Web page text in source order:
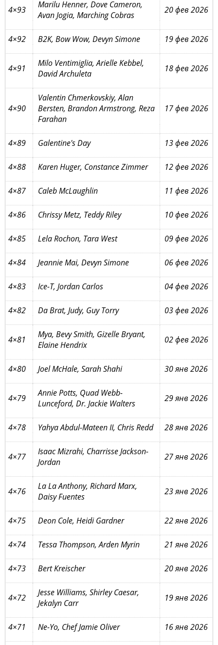
4×93
Marilu Henner, Dove Cameron,
Avan Jogia, Marching Cobras
20 фев 2026
4×92 B2K, Bow Wow, Devyn Simone 19 фев 2026
4×91
Milo Ventimiglia, Arielle Kebbel,
David Archuleta
18 фев 2026
4×90
Valentin Chmerkovskiy, Alan
Bersten, Brandon Armstrong, Reza
Farahan
17 фев 2026
4×89 Galentine's Day 13 фев 2026
4×88 Karen Huger, Constance Zimmer 12 фев 2026
4×87 Caleb McLaughlin 11 фев 2026
4×86 Chrissy Metz, Teddy Riley 10 фев 2026
4×85 Lela Rochon, Tara West 09 фев 2026
4×84 Jeannie Mai, Devyn Simone 06 фев 2026
4×83 Ice-T, Jordan Carlos 04 фев 2026
4×82 Da Brat, Judy, Guy Torry 03 фев 2026
4×81
Mya, Bevy Smith, Gizelle Bryant,
Elaine Hendrix
02 фев 2026
4×80 Joel McHale, Sarah Shahi 30 янв 2026
4×79
Annie Potts, Quad Webb-
Lunceford, Dr. Jackie Walters
29 янв 2026
4×78 Yahya Abdul-Mateen II, Chris Redd 28 янв 2026
4×77
Isaac Mizrahi, Charrisse Jackson-
Jordan
27 янв 2026
4×76
La La Anthony, Richard Marx,
Daisy Fuentes
23 янв 2026
4×75 Deon Cole, Heidi Gardner 22 янв 2026
4×74 Tessa Thompson, Arden Myrin 21 янв 2026
4×73 Bert Kreischer 20 янв 2026
4×72
Jesse Williams, Shirley Caesar,
Jekalyn Carr
19 янв 2026
4×71 Ne-Yo, Chef Jamie Oliver 16 янв 2026